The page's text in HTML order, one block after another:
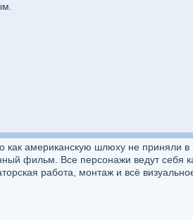
как американскую шлюху не приняли
фильм. Все персонажи ведут себя
работа, монтаж и всё